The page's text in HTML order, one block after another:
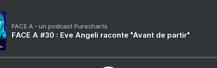
FACE A - un podcast Purecharts
FACE A #30 : Eve Angeli raconte "Avant de partir"